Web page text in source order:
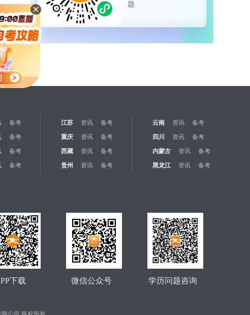
题
备考 江苏 资讯 备考 云南 资讯
备考
备考 重庆 资讯 备考 四川 资讯
备考
备考 西藏 资讯 备考 内蒙古 资讯
备考
备考 贵州 资讯 备考 黑龙江 资讯
备考
学历问题咨询
微信公众号
下载